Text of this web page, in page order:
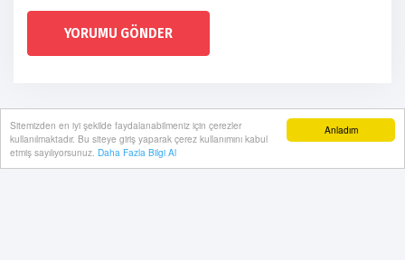
Anladım
Sitemizden en iyi şekilde faydalanabilmeniz için çerezler
kullanılmaktadır. Bu siteye giriş yaparak çerez kullanımını kabul
etmiş sayılıyorsunuz. Daha Fazla Bilgi Al
YORUMU GÖNDER